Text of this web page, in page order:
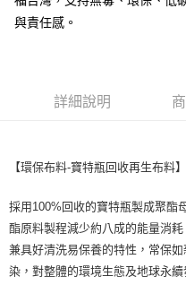
付款後萊爾富取貨
每筆NT$100，滿NT$699(含以
每筆NT$100，滿NT$699(含以
每筆NT$100，滿NT$699(含
付款後門市自取
免運費
與責任感。
詳細說明
【環保布料-寶特瓶回收再生布料】
採用100%回收的寶特瓶製成聚酯
酯原料製程減少約八成的能量消
兼具好清洗易保養的特性，常保
染，對整體的環境生態及地球永續